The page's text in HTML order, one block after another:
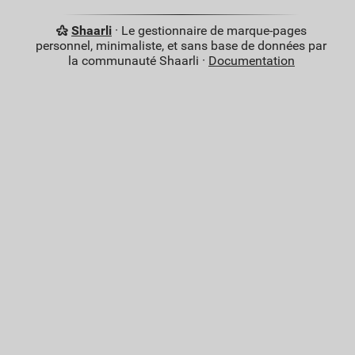
Shaarli· Le gestionnaire de marque-pages
personnel, minimaliste, et sans base de données par
la communauté Shaarli · Documentation